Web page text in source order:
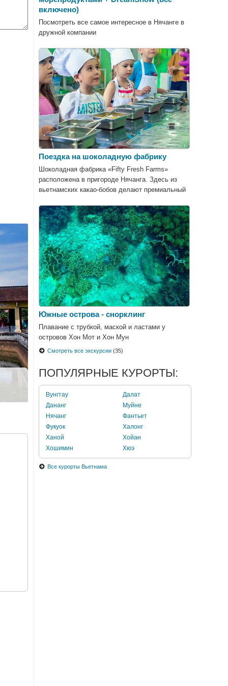
включено)
Посмотреть все самое интересное в Нячанге в
дружной компании
Поездка на шоколадную фабрику
Шоколадная фабрика «Fifty Fresh Farms»
расположена в пригороде Нячанга. Здесь из
вьетнамских какао-бобов делают премиальный
Южные острова - снорклинг
Плавание с трубкой, маской и ластами у
островов Хон Мот и Хон Мун
Смотреть все экскурсии (35)
ПОПУЛЯРНЫЕ КУРОРТЫ:
Вунгтау
Далат
Дананг
Муйне
Нячанг
Фантьет
Фукуок
Халонг
Ханой
Хойан
Хошимин
Хюэ
Все курорты Вьетнама